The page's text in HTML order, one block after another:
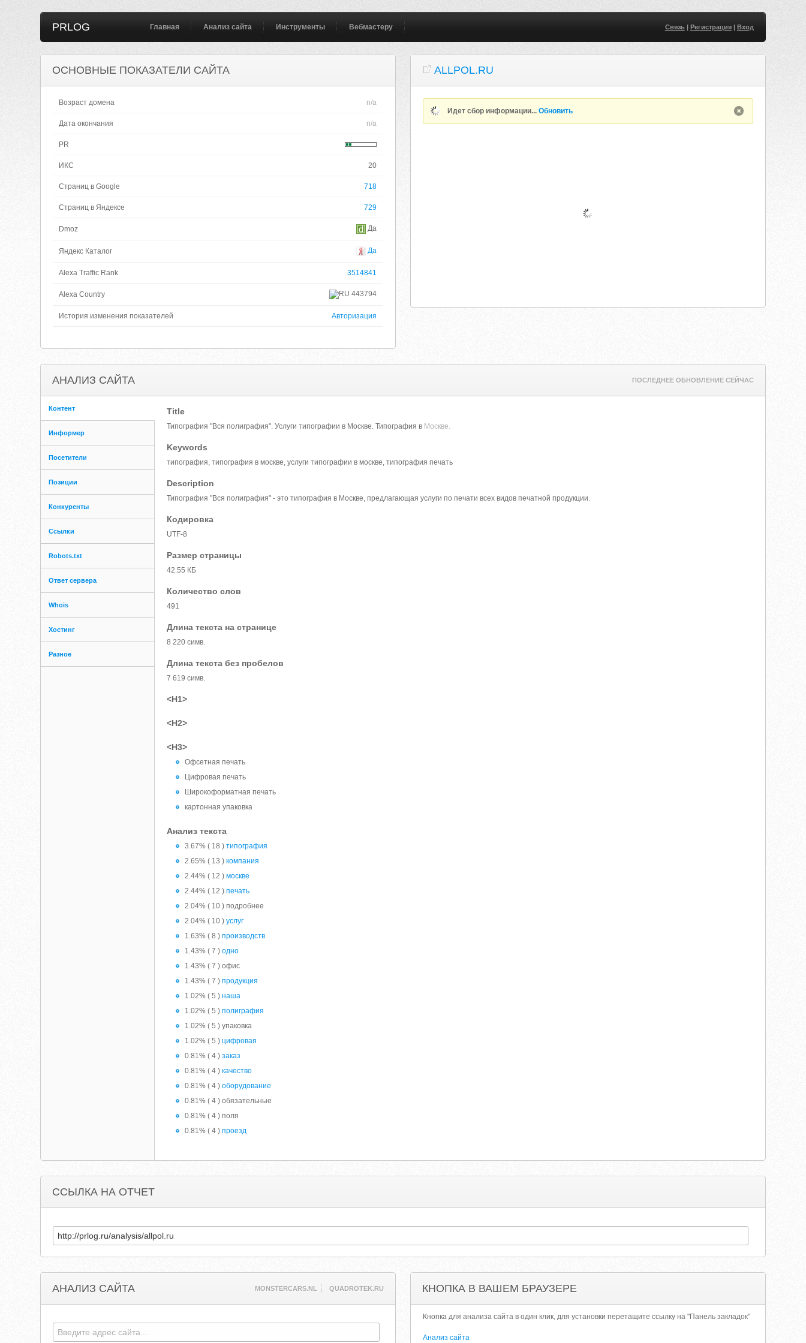
PRLOG Главная Анализ сайта Инструменты Вебмастеру Связь| Регистрация| Вход
ОСНОВНЫЕ ПОКАЗАТЕЛИ САЙТА
Возраст домена n/a
Дата окончания n/a
PR
ИКС 20
Страниц в Google 718
Страниц в Яндексе 729
Dmoz Да
Яндекс Каталог Да
Alexa Traffic Rank 3514841
Alexa Country 443794
История изменения показателей Авторизация
ALLPOL.RU
Идет сбор информации...Обновить
АНАЛИЗ САЙТА ПОСЛЕДНЕЕ ОБНОВЛЕНИЕ СЕЙЧАС
Контент
Информер
Посетители
Позиции
Конкуренты
Ссылки
Robots.txt
Ответ сервера
Whois
Хостинг
Разное
Title
Типография "Вся полиграфия". Услуги типографии в Москве. Типография в Москве.
Keywords
типография, типография в москве, услуги типографии в москве, типография печать
Description
Типография "Вся полиграфия" - это типография в Москве, предлагающая услуги по печати всех видов печатной продукции.
Кодировка
UTF-8
Размер страницы
42.55 КБ
Количество слов
491
Длина текста на странице
8 220 симв.
Длина текста без пробелов
7 619 симв.
<H1>
<H2>
<H3>
Офсетная печать
Цифровая печать
Широкоформатная печать
картонная упаковка
Анализ текста
3.67% ( 18 )типография
2.65% ( 13 )компания
2.44% ( 12 )москве
2.44% ( 12 )печать
2.04% ( 10 ) подробнее
2.04% ( 10 )услуг
1.63% ( 8 )производств
1.43% ( 7 )одно
1.43% ( 7 ) офис
1.43% ( 7 )продукция
1.02% ( 5 )наша
1.02% ( 5 )полиграфия
1.02% ( 5 ) упаковка
1.02% ( 5 )цифровая
0.81% ( 4 )заказ
0.81% ( 4 )качество
0.81% ( 4 )оборудование
0.81% ( 4 ) обязательные
0.81% ( 4 ) поля
0.81% ( 4 )проезд
ССЫЛКА НА ОТЧЕТ
АНАЛИЗ САЙТА MONSTERCARS.NL QUADROTEK.RU КНОПКА В ВАШЕМ БРАУЗЕРЕ
Кнопка для анализа сайта в один клик, для установки перетащите ссылку на "Панель закладок"
Анализ сайта